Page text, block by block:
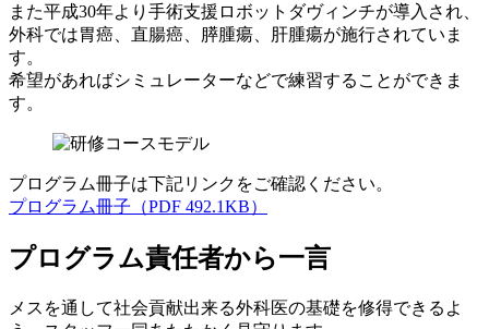
また平成30年より手術支援ロボットダヴィンチが導入され、
外科では胃癌、直腸癌、膵腫瘍、肝腫瘍が施行されていま
す。
希望があればシミュレーターなどで練習することができま
す。
プログラム冊子は下記リンクをご確認ください。
プログラム冊子 （PDF 492.1KB）
プログラム責任者から一言
メスを通して社会貢献出来る外科医の基礎を修得できるよ